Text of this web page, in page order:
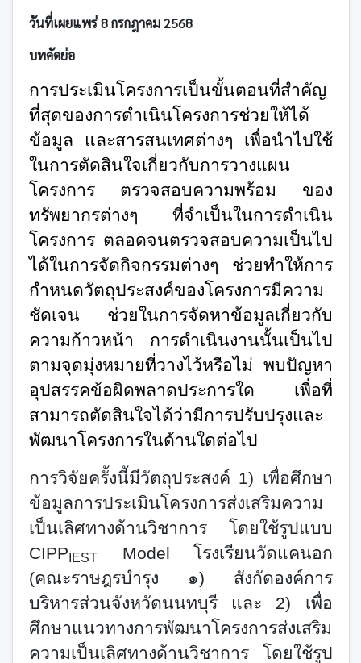
วันที่เผยแพร่ 8 กรกฎาคม 2568
บทคัดย่อ
การประเมินโครงการเป็นขั้นตอนที่สำคัญ
ที่สุดของการดำเนินโครงการช่วยให้ได้
ข้อมูล และสารสนเทศต่างๆ เพื่อนำไปใช้
ในการตัดสินใจเกี่ยวกับการวางแผน
โครงการ ตรวจสอบความพร้อม ของ
ทรัพยากรต่างๆ ที่จำเป็นในการดำเนิน
โครงการ ตลอดจนตรวจสอบความเป็นไป
ได้ในการจัดกิจกรรมต่างๆ ช่วยทำให้การ
กำหนดวัตถุประสงค์ของโครงการมีความ
ชัดเจน ช่วยในการจัดหาข้อมูลเกี่ยวกับ
ความก้าวหน้า
การดำเนินงานนั้นเป็นไป
ตามจุดมุ่งหมายที่วางไว้หรือไม่ พบปัญหา
อุปสรรคข้อผิดพลาดประการใด เพื่อที่
สามารถตัดสินใจได้ว่ามีการปรับปรุงและ
พัฒนาโครงการในด้านใดต่อไป
การวิจัยครั้งนี้มีวัตถุประสงค์ 1) เพื่อศึกษา
ข้อมูลการประเมินโครงการส่งเสริมความ
เป็นเลิศทางด้านวิชาการ โดยใช้รูปแบบ
CIPP IESTModel
โรงเรียนวัดแคนอก
(คณะราษฎรบำรุง ๑) สังกัดองค์การ
บริหารส่วนจังหวัดนนทบุรี
และ 2) เพื่อ
ศึกษาแนวทางการพัฒนาโครงการส่งเสริม
ความเป็นเลิศทางด้านวิชาการ โดยใช้รูป